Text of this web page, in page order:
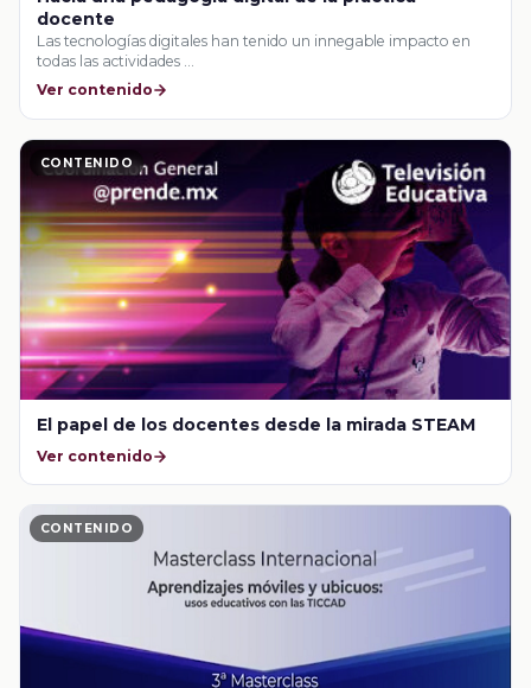
docente
Las tecnologías digitales han tenido un innegable impacto en
todas las actividades …
Ver contenido
CONTENIDO
El papel de los docentes desde la mirada STEAM
Ver contenido
CONTENIDO